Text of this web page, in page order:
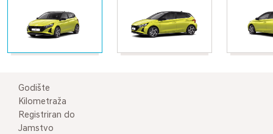
Godište
Kilometraža
Registriran do
Jamstvo